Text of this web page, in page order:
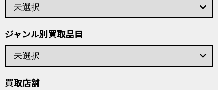
keyboard_arrow_down
ジャンル別買取品目
keyboard_arrow_down
買取店舗